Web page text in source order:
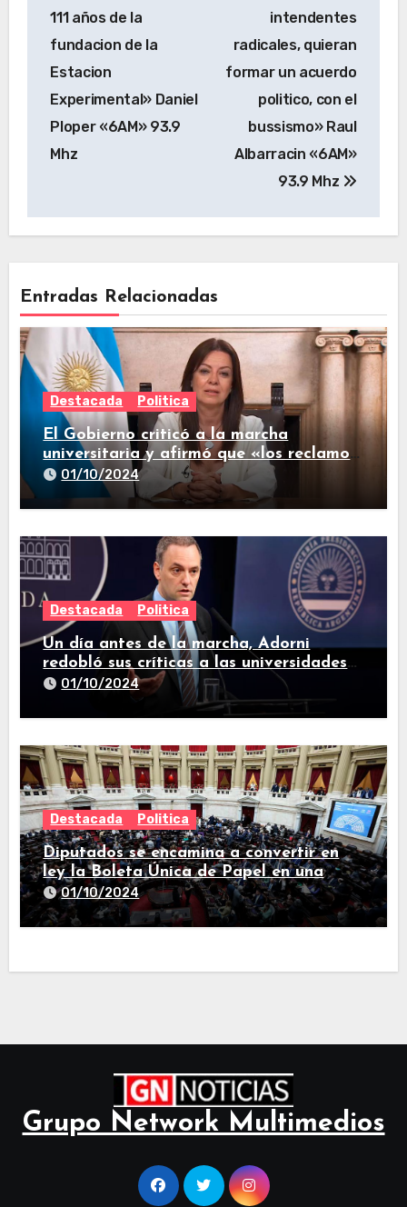
111 años de la
fundacion de la
Estacion
Experimental» Daniel
Ploper «6AM» 93.9
Mhz
intendentes
radicales, quieran
formar un acuerdo
politico, con el
bussismo» Raul
Albarracin «6AM»
93.9 Mhz
Entradas Relacionadas
Destacada Politica
El Gobierno criticó a la marcha
universitaria y afirmó que «los reclamos
están todos resueltos»
01/10/2024
Destacada Politica
Un día antes de la marcha, Adorni
redobló sus críticas a las universidades
nacionales
01/10/2024
Destacada Politica
Diputados se encamina a convertir en
ley la Boleta Única de Papel en una
larga sesión
01/10/2024
Grupo Network Multimedios